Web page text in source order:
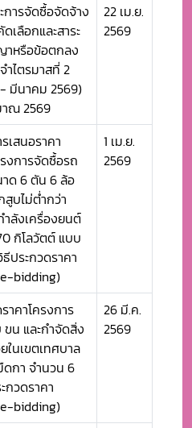
การจัดซื้อจัดจ้าง
เลือกและสาระ
หรือข้อตกลง
ำไตรมาสที่ 2
มีนาคม 2569)
าณ 2569
22 เม.ย.
2569
เสนอราคา
งการจัดซื้อรถ
ด 6 ตัน 6 ล้อ
บไม่ต่ำกว่า
ลังเครื่องยนต์
กิโลวัตต์ แบบ
ประกวดราคา
bidding)
1 เม.ย.
2569
าคาโครงการ
ขน และกำจัดสิ่ง
นเขตเทศบาล
กา จำนวน 6
กวดราคา
bidding)
26 มี.ค.
2569